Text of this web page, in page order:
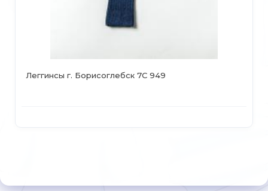
Леггинсы г. Борисоглебск 7С 949